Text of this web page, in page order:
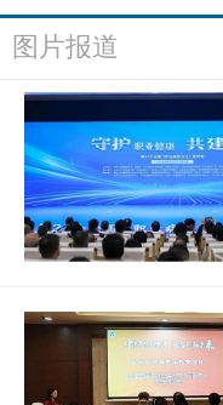
图片报道